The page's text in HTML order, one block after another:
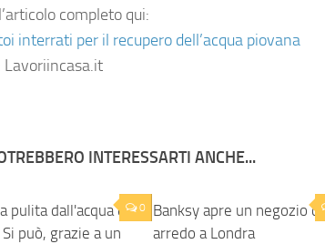
completo qui:
interrati per il recupero dell’acqua piovana
Lavoriincasa.it
INTERESSARTI ANCHE...
0
pulita dall'acqua di
può, grazie a un
Banksy apre un negozio di
arredo a Londra